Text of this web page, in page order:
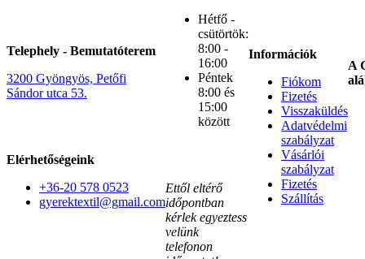
Telephely - Bemutatóterem
3200 Gyöngyös, Petőfi
Sándor utca 53.
Elérhetőségeink
+36-20 578 0523
gyerektextil@gmail.com
Hétfő -
csütörtök:
8:00 -
16:00
Péntek
8:00 és
15:00
között
Ettől eltérő
időpontban
kérlek egyeztess
velünk
telefonon
Információk
Fiókom
Fizetés
Visszaküldés
Adatvédelmi
szabályzat
Vásárlói
szabályzat
Fizetés
Szállítás
A